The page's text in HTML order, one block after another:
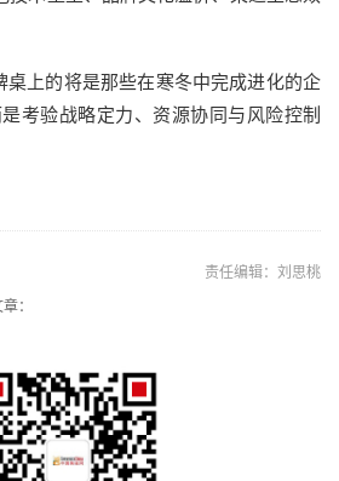
桌上的将是那些在寒冬中完成进化的企
考验战略定力、资源协同与风险控制
责任编辑：刘思桃
：